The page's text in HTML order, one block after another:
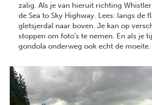
zalig. Als je van hieruit richting
de Sea to Sky Highway. Lees: langs de
gletsjerdal naar boven. Je kan op
stoppen om foto’s te nemen. En als je
gondola onderweg ook echt de moeite.